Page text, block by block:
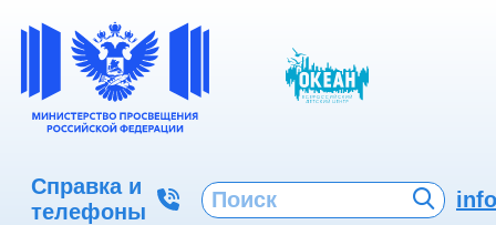
Справка и
телефоны